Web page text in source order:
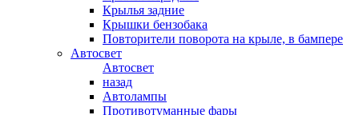
Крылья задние
Крышки бензобака
Повторители поворота на крыле, в бампере
Автосвет
Автосвет
назад
Автолампы
Противотуманные фары